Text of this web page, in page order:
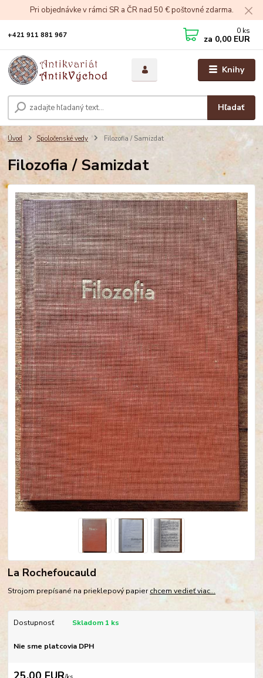
Pri objednávke v rámci SR a ČR nad 50 € poštovné zdarma.
Knihy
Hľadať
+421 911 881 967 0 ks
za 0,00 EUR
Úvod Spoločenské vedy Filozofia / Samizdat
Filozofia / Samizdat
La Rochefoucauld
Strojom prepísané na prieklepový papierchcem vedieť viac...
Dostupnosť Skladom 1 ks
Nie sme platcovia DPH